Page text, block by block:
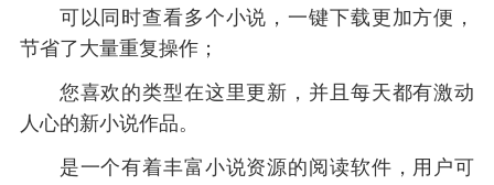
可以同时查看多个小说，一键下载更加方便，
节省了大量重复操作；
您喜欢的类型在这里更新，并且每天都有激动
人心的新小说作品。
是一个有着丰富小说资源的阅读软件，用户可